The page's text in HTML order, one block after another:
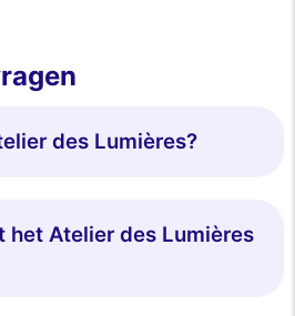
des Lumières?
het Atelier des Lumières